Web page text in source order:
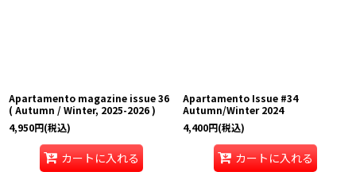
Apartamento magazine issue 36
( Autumn / Winter, 2025-2026 )
4,950円(税込)
カートに入れる
Apartamento Issue #34
Autumn/Winter 2024
4,400円(税込)
カートに入れる